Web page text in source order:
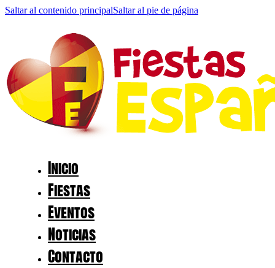
Saltar al contenido principalSaltar al pie de página
Inicio
Fiestas
Eventos
Noticias
Contacto